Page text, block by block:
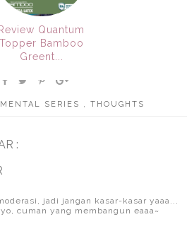
Quantum
Topper Bamboo
Greent...
SERIES THOUGHTS
:
jadi jangan kasar-kasar yaaa...
cuman yang membangun eaaa~